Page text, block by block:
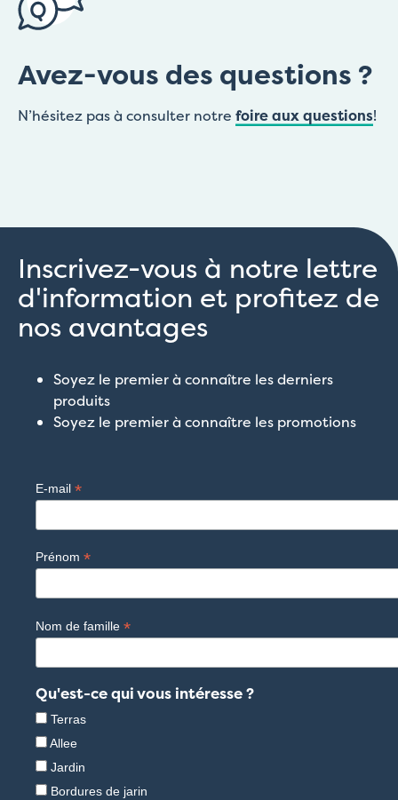
Avez-vous des questions ?
N’hésitez pas à consulter notre foire aux questions!
Inscrivez-vous à notre lettre
d'information et profitez de
nos avantages
Soyez le premier à connaître les derniers
produits
Soyez le premier à connaître les promotions
E-mail *
Prénom *
Nom de famille *
Qu'est-ce qui vous intéresse ?
Terras
Allee
Jardin
Bordures de jarin